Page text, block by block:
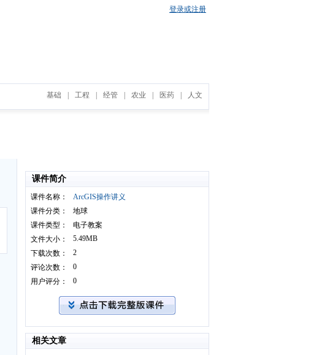
登录或注册
基础 工程 经管 农业 医药 人文
课件简介
课件名称：
ArcGIS操作讲义
课件分类：
地球
课件类型：
电子教案
文件大小：
5.49MB
下载次数：
2
评论次数：
0
用户评分：
0
相关文章